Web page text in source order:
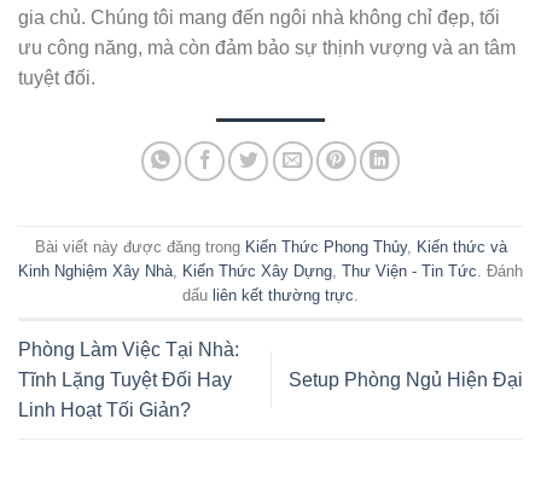
gia chủ. Chúng tôi mang đến ngôi nhà không chỉ đẹp, tối
ưu công năng, mà còn đảm bảo sự thịnh vượng và an tâm
tuyệt đối.
Bài viết này được đăng trong Kiến Thức Phong Thủy, Kiến thức và
Kinh Nghiệm Xây Nhà
Kiến Thức Xây Dựng Thư Viện - Tin Tức . Đánh
dấu liên kết thường trực
Phòng Làm Việc Tại Nhà:
Tĩnh Lặng Tuyệt Đối Hay
Linh Hoạt Tối Giản?
Setup Phòng Ngủ Hiện Đại